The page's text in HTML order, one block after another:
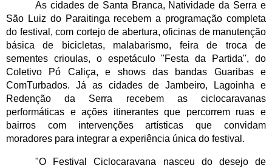
As cidades de Santa Branca, Natividade da Serra e
São Luiz do Paraitinga recebem a programação completa
do festival, com cortejo de abertura, oficinas de manutenção
básica de bicicletas, malabarismo, feira de troca de
sementes crioulas, o espetáculo "Festa da Partida", do
Coletivo Pó Caliça, e shows das bandas Guaribas e
ComTurbados. Já as cidades de Jambeiro, Lagoinha e
Redenção da Serra recebem as ciclocaravanas
performáticas e ações itinerantes que percorrem ruas e
bairros com intervenções artísticas que convidam
moradores para integrar a experiência única do festival.
"O Festival Ciclocaravana nasceu do desejo de